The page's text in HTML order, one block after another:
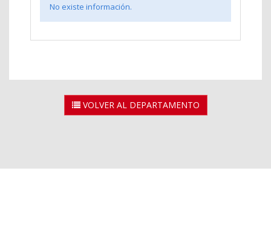
No existe información.
VOLVER AL DEPARTAMENTO